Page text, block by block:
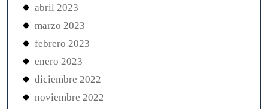
abril 2023
marzo 2023
febrero 2023
enero 2023
diciembre 2022
noviembre 2022